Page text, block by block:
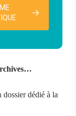
dédié à la